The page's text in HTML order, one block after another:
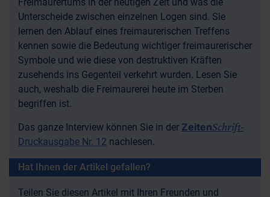
Unterscheide zwischen einzelnen Logen sind. Sie
lernen den Ablauf eines freimaurerischen Treffens
kennen sowie die Bedeutung wichtiger freimaurerischer
Symbole und wie diese von destruktiven Kräften
zusehends ins Gegenteil verkehrt wurden. Lesen Sie
auch, weshalb die Freimaurerei heute im Sterben
begriffen ist.
Das ganze Interview können Sie in der ZeitenSchrift-
Druckausgabe Nr. 12 nachlesen.
Hat Ihnen der Artikel gefallen?
Teilen Sie diesen Artikel mit Ihren Freunden und